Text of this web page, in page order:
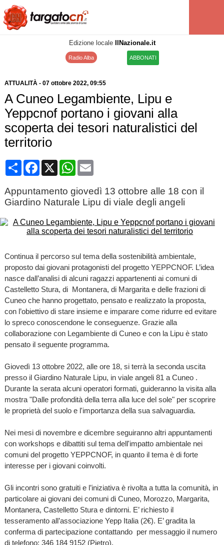
Edizione locale IlNazionale.it
Radio Alba ABBONATI
ATTUALITÀ- 07 ottobre 2022, 09:55
A Cuneo Legambiente, Lipu e
Yeppcnof portano i giovani alla
scoperta dei tesori naturalistici del
territorio
CondividiFacebook
X WhatsApp
Email
Appuntamento giovedì 13 ottobre alle 18 con il
Giardino Naturale Lipu di viale degli angeli
Continua il percorso sul tema della sostenibilità ambientale,
proposto dai giovani protagonisti del progetto YEPPCNOF. L’idea
nasce dall’analisi di alcuni ragazzi appartenenti ai comuni di
Castelletto Stura, di Montanera, di Margarita e delle frazioni di
Cuneo che hanno progettato, pensato e realizzato la proposta,
con l’obiettivo di stare insieme e imparare come ridurre ed evitare
lo spreco conoscendone le conseguenze. Grazie alla
collaborazione con Legambiente di Cuneo e con la Lipu è stato
pensato il seguente programma.
Giovedì 13 ottobre 2022, alle ore 18, si terrà la seconda uscita
presso il Giardino Naturale Lipu, in viale angeli 81 a Cuneo .
Durante la serata alcuni operatori formati, guideranno la visita alla
mostra "Dalle profondità della terra alla luce del sole" per scoprire
le proprietà del suolo e l'importanza della sua salvaguardia.
Nei mesi di novembre e dicembre seguiranno altri appuntamenti
con workshops e dibattiti sul tema dell'impatto ambientale nei
comuni del progetto YEPPCNOF, in quanto il tema è di forte
interesse per i giovani coinvolti.
Gli incontri sono gratuiti e l’iniziativa è rivolta a tutta la comunità, in
particolare ai giovani dei comuni di Cuneo, Morozzo, Margarita,
Montanera, Castelletto Stura e dintorni. E’ richiesto il
tesseramento all’associazione Yepp Italia (2€). E’ gradita la
conferma di partecipazione contattando per messaggio il numero
di telefono: 346 184 9152 (Pietro).